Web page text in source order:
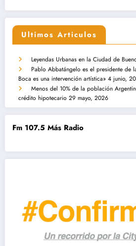
Ultimos Articulos
Leyendas Urbanas en la Ciudad de
Pablo Abbatángelo es el presidente de
Boca es una intervención artística» 4 junio,
Menos del 10% de la población
crédito hipotecario 29 mayo, 2026
Fm 107.5 Más Radio